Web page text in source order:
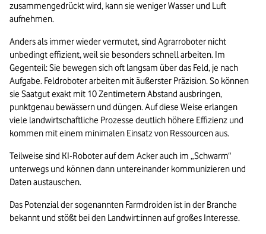
zusammengedrückt wird, kann sie weniger Wasser und Luft
aufnehmen.
Anders als immer wieder vermutet, sind Agrarroboter nicht
unbedingt effizient, weil sie besonders schnell arbeiten. Im
Gegenteil: Sie bewegen sich oft langsam über das Feld, je nach
Aufgabe. Feldroboter arbeiten mit äußerster Präzision. So können
sie Saatgut exakt mit 10 Zentimetern Abstand ausbringen,
punktgenau bewässern und düngen. Auf diese Weise erlangen
viele landwirtschaftliche Prozesse deutlich höhere Effizienz und
kommen mit einem minimalen Einsatz von Ressourcen aus.
Teilweise sind KI-Roboter auf dem Acker auch im „Schwarm“
unterwegs und können dann untereinander kommunizieren und
Daten austauschen.
Das Potenzial der sogenannten Farmdroiden ist in der Branche
bekannt und stößt bei den Landwirt:innen auf großes Interesse.